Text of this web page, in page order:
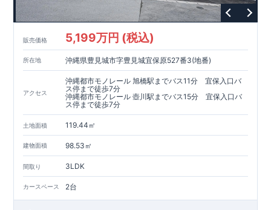
販売価格 5,199万円 (税込)
所在地 沖縄県豊見城市字豊見城宜保原527番3(地番)
アクセス
沖縄都市モノレール 旭橋駅までバス11分 宜保入口バ
ス停まで徒歩7分
沖縄都市モノレール 壺川駅までバス15分 宜保入口バ
ス停まで徒歩7分
土地面積 119.44㎡
建物面積 98.53㎡
間取り 3LDK
カースペース 2台